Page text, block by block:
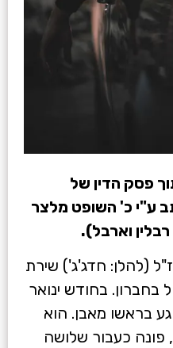
פסק הדין של
ע"י כ' השופט מלצר
וארבל).
(להלן: חדג'ג') שירת
בחברון. בחודש ינואר
בראשו מאבן. הוא
כעבור שלושה